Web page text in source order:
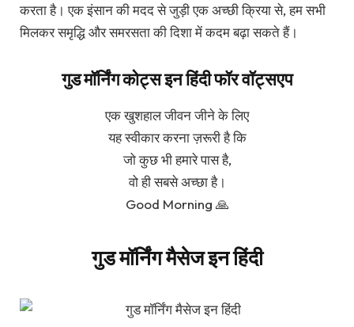
करता है। एक इंसान की मदद से जुड़ी एक अच्छी क्रिया से, हम सभी
मिलकर समृद्धि और समरसता की दिशा में कदम बढ़ा सकते हैं।
गुड मॉर्निंग कोट्स इन हिंदी फॉर वॉट्सएप
एक खुशहाल जीवन जीने के लिए
यह स्वीकार करना ज़रूरी है कि
जो कुछ भी हमारे पास है,
वो ही सबसे अच्छा है।
Good Morning 🙏
गुड मॉर्निंग मैसेज इन हिंदी